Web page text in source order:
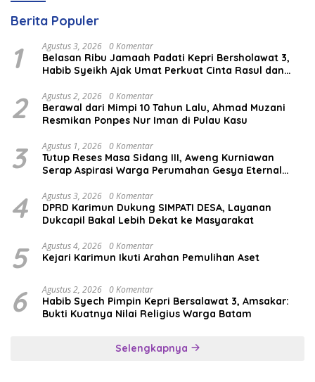
Berita Populer
1 Agustus 3, 2026 0 Komentar
Belasan Ribu Jamaah Padati Kepri Bersholawat 3,
Habib Syeikh Ajak Umat Perkuat Cinta Rasul dan
2 Agustus 2, 2026 0 Komentar
Berawal dari Mimpi 10 Tahun Lalu, Ahmad Muzani
Resmikan Ponpes Nur Iman di Pulau Kasu
3 Agustus 1, 2026 0 Komentar
Tutup Reses Masa Sidang III, Aweng Kurniawan
Serap Aspirasi Warga Perumahan Gesya Eternal
4 Agustus 3, 2026 0 Komentar
DPRD Karimun Dukung SIMPATI DESA, Layanan
Dukcapil Bakal Lebih Dekat ke Masyarakat
5 Agustus 4, 2026 0 Komentar
Kejari Karimun Ikuti Arahan Pemulihan Aset
6 Agustus 2, 2026 0 Komentar
Habib Syech Pimpin Kepri Bersalawat 3, Amsakar:
Bukti Kuatnya Nilai Religius Warga Batam
Selengkapnya